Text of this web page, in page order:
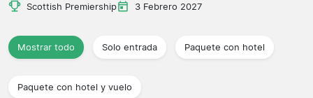
Agencias de viajes
Scottish Premiership
3 Febrero 2027
Mostrar todo Solo entrada Paquete con hotel
Paquete con hotel y vuelo